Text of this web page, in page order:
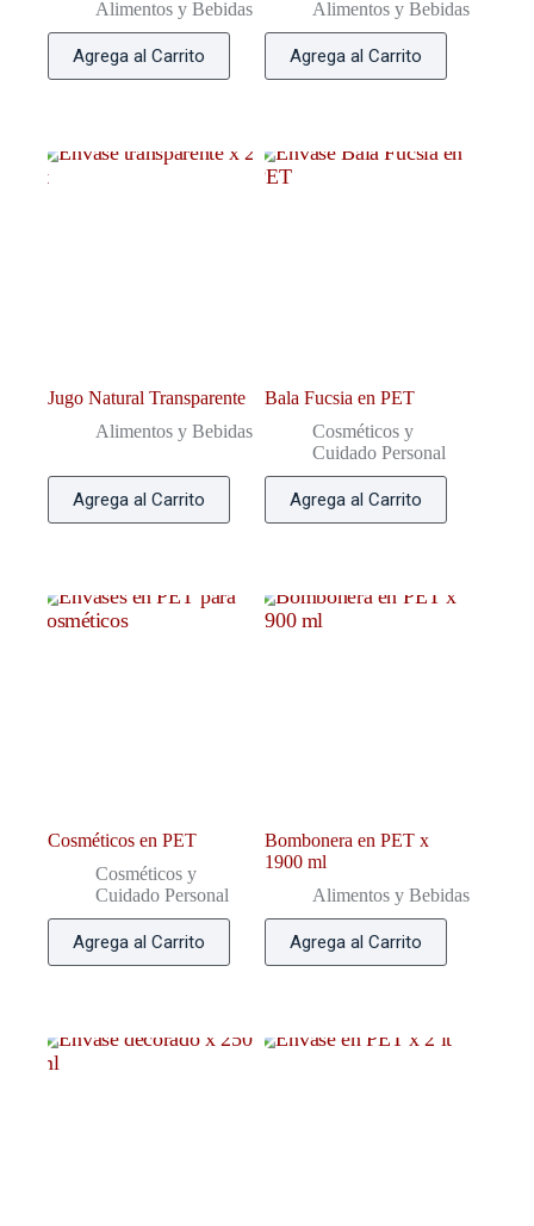
Alimentos y Bebidas
Agrega al Carrito
Alimentos y Bebidas
Agrega al Carrito
Jugo Natural Transparente
Alimentos y Bebidas
Agrega al Carrito
Bala Fucsia en PET
Cosméticos y
Cuidado Personal
Agrega al Carrito
Cosméticos en PET
Cosméticos y
Cuidado Personal
Agrega al Carrito
Bombonera en PET x
1900 ml
Alimentos y Bebidas
Agrega al Carrito